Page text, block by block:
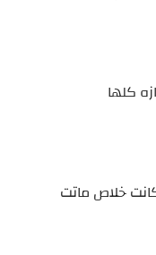
كلها
خلاص ماتت